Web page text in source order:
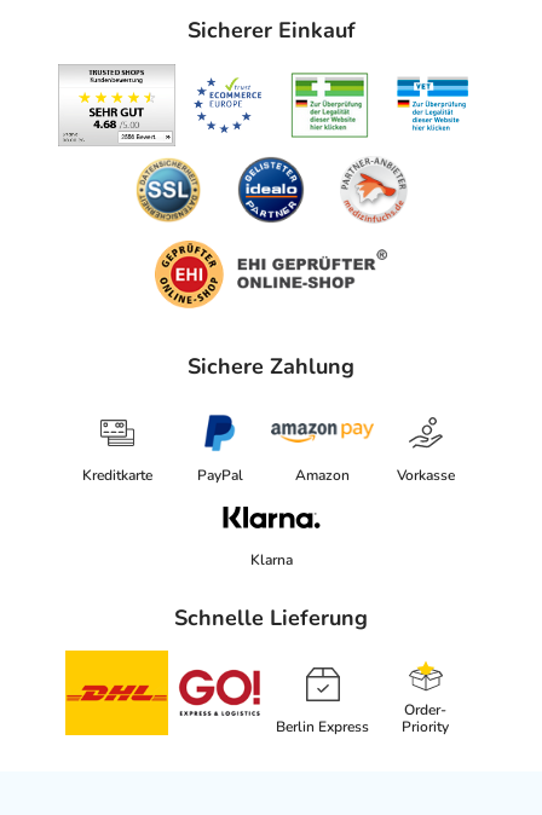
Sicherer Einkauf
Sichere Zahlung
Kreditkarte PayPal Amazon Vorkasse
Klarna
Schnelle Lieferung
Berlin Express
Order-
Priority